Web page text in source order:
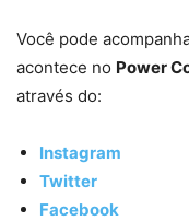
Você pode
acontece no Power
através do:
Instagram
Twitter
Facebook